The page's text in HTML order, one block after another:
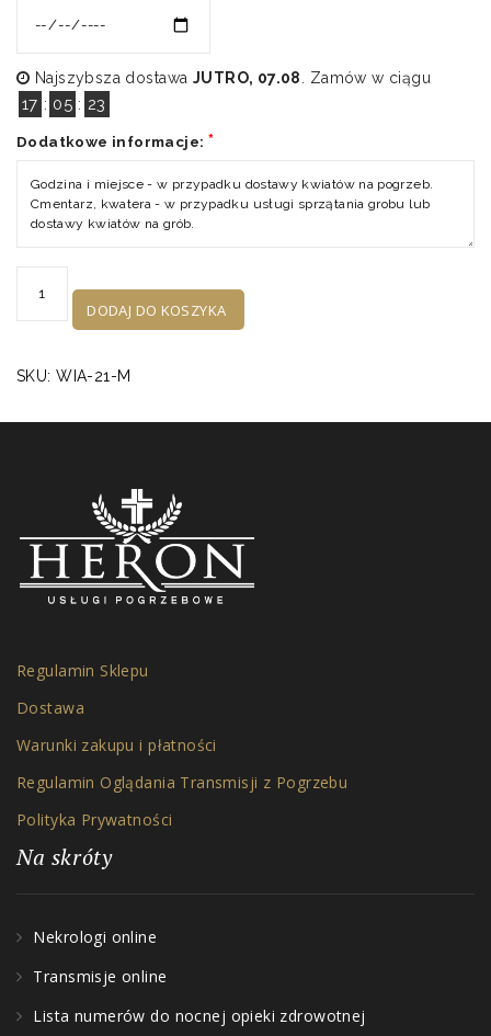
Najszybsza dostawa JUTRO, 07.08. Zamów w ciągu
17 : 05 : 23
Dodatkowe informacje: *
WiązankaDODAJ DO KOSZYKA
SKU:WIA-21-M
Regulamin Sklepu
Dostawa
Warunki zakupu i płatności
Regulamin Oglądania Transmisji z Pogrzebu
Polityka Prywatności
Na skróty
Nekrologi online
Transmisje online
Lista numerów do nocnej opieki zdrowotnej